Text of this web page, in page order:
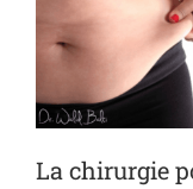
La chirurgie